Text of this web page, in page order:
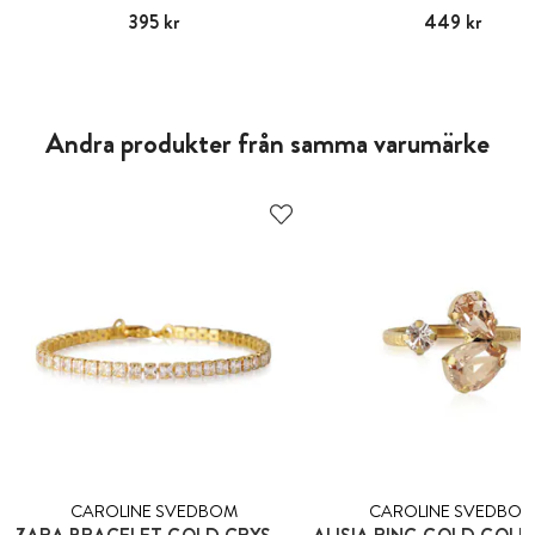
Pris:395 kr
395 kr
Pris:449 kr
449 kr
Andra produkter från samma varumärke
CAROLINE SVEDBOM CAROLINE SVEDBOM